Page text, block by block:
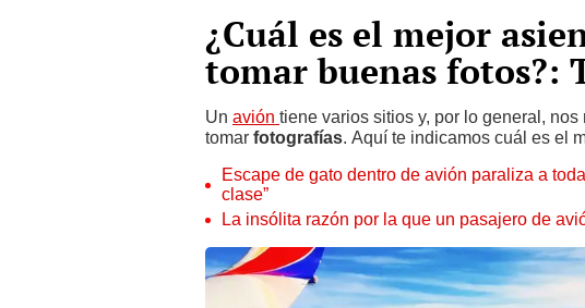
¿Cuál es el mejor
tomar buenas fotos?:
Un avión tiene varios sitios y, por lo general,
tomar fotografías. Aquí te indicamos cuál es el
Escape de gato dentro de avión paraliza a
clase”
La insólita razón por la que un pasajero de